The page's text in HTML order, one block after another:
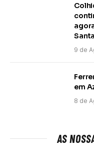
9 de
em
8 de
AS